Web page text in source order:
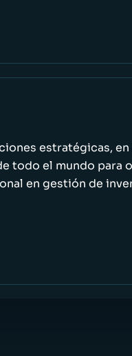
estratégicas,
todo el mundo para
en gestión de